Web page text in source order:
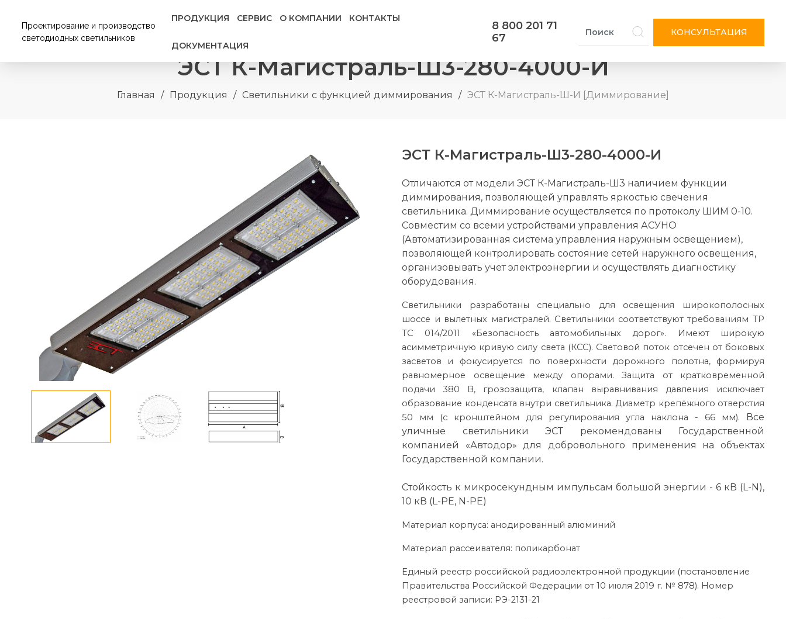
Проектирование и производство
светодиодных светильников
ПРОДУКЦИЯ СЕРВИС О КОМПАНИИ КОНТАКТЫ
ДОКУМЕНТАЦИЯ
8 800 201 71
67
КОНСУЛЬТАЦИЯ
ЭСТ К-Магистраль-Ш3-280-4000-И
Главная / Продукция / Светильники с функцией диммирования / ЭСТ К-Магистраль-Ш-И [Диммирование]
ЭСТ К-Магистраль-Ш3-280-4000-И
Отличаются от модели ЭСТ К-Магистраль-Ш3 наличием функции
диммирования, позволяющей управлять яркостью свечения
светильника. Диммирование осуществляется по протоколу ШИМ 0-10.
Совместим со всеми устройствами управления АСУНО
(Автоматизированная система управления наружным освещением),
позволяющей контролировать состояние сетей наружного освещения,
организовывать учет электроэнергии и осуществлять диагностику
оборудования.
Светильники разработаны специально для освещения широкополосных
шоссе и вылетных магистралей. Светильники соответствуют требованиям ТР
ТС 014/2011 «Безопасность автомобильных дорог». Имеют широкую
асимметричную кривую силу света (КСС). Световой поток отсечен от боковых
засветов и фокусируется по поверхности дорожного полотна, формируя
равномерное освещение между опорами. Защита от кратковременной
подачи 380 В, грозозащита, клапан выравнивания давления исключает
образование конденсата внутри светильника. Диаметр крепёжного отверстия
50 мм (с кронштейном для регулирования угла наклона - 66 мм). Все
уличные светильники ЭСТ рекомендованы Государственной
компанией «Автодор» для добровольного применения на объектах
Государственной компании.
Стойкость к микросекундным импульсам большой энергии - 6 кВ (L-N),
10 кВ (L-PE, N-PE)
Материал корпуса: анодированный алюминий
Материал рассеивателя: поликарбонат
Единый реестр российской радиоэлектронной продукции (постановление
Правительства Российской Федерации от 10 июля 2019 г. № 878). Номер
реестровой записи: РЭ-2131-21